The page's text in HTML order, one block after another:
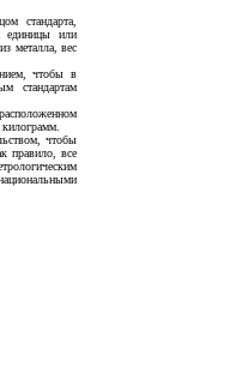
стандарта,
единицы или
металла, вес
чтобы в
стандартам
чтобы
правило, все